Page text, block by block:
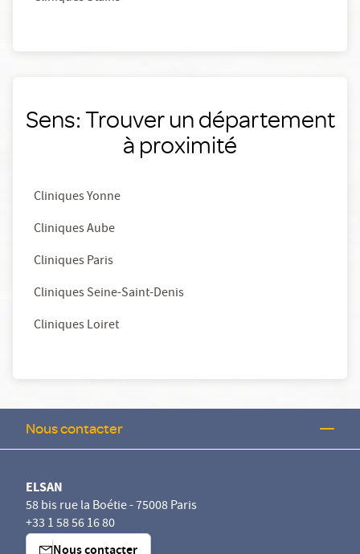
Sens: Trouver un département
à proximité
Cliniques Yonne
Cliniques Aube
Cliniques Paris
Cliniques Seine-Saint-Denis
Cliniques Loiret
Nous contacter
ELSAN
58 bis rue la Boétie - 75008 Paris
+33 1 58 56 16 80